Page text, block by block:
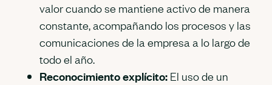
valor cuando se mantiene activo de manera
constante, acompañando los procesos y las
comunicaciones de la empresa a lo largo de
todo el año.
Reconocimiento explícito: El uso de un